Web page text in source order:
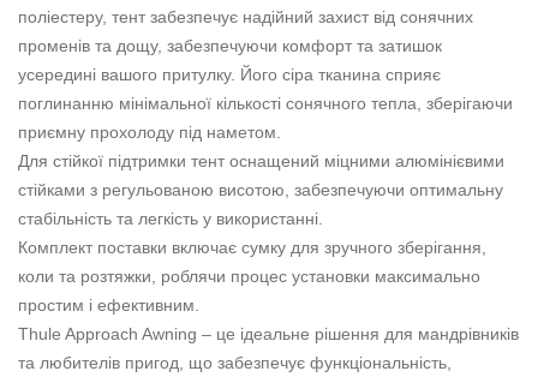
поліестеру, тент забезпечує надійний захист від сонячних
променів та дощу, забезпечуючи комфорт та затишок
усередині вашого притулку. Його сіра тканина сприяє
поглинанню мінімальної кількості сонячного тепла, зберігаючи
приємну прохолоду під наметом.
Для стійкої підтримки тент оснащений міцними алюмінієвими
стійками з регульованою висотою, забезпечуючи оптимальну
стабільність та легкість у використанні.
Комплект поставки включає сумку для зручного зберігання,
коли та розтяжки, роблячи процес установки максимально
простим і ефективним.
Thule Approach Awning – це ідеальне рішення для мандрівників
та любителів пригод, що забезпечує функціональність,